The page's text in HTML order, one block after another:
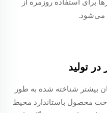
می‌شود.
در تولید
بیشتر شناخته شده به طور
محصول باستاندارد محیط